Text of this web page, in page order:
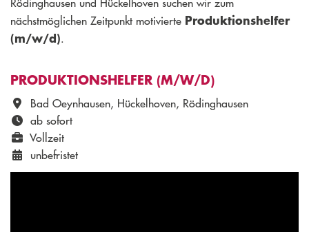
PRODUKTIONSHELFER (M/W/D)
Bad Oeynhausen, Hückelhoven, Rödinghausen
ab sofort
Vollzeit
unbefristet
nächstmöglichen Zeitpunkt motivierte Produktionshelfer
(m/w/d).